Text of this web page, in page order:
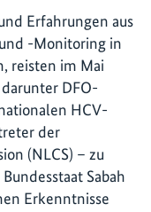
Erfahrungen aus
-Monitoring in
reisten im Mai
DFO-
HCV-
der
(NLCS) – zu
Sabah
Erkenntnisse